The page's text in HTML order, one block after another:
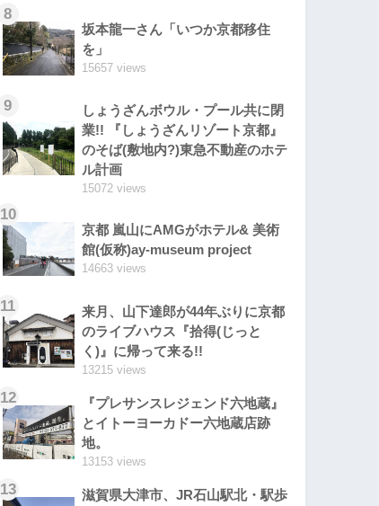
8
坂本龍一さん「いつか京都移住
を」
15657 views
9
しょうざんボウル・プール共に閉
業!! 『しょうざんリゾート京都』
のそば(敷地内?)東急不動産のホテ
ル計画
15072 views
10
京都 嵐山にAMGがホテル& 美術
館(仮称)ay-museum project
14663 views
11
来月、山下達郎が44年ぶりに京都
のライブハウス『拾得(じっと
く)』に帰って来る!!
13215 views
12
『プレサンスレジェンド六地蔵』
とイトーヨーカドー六地蔵店跡
地。
13153 views
13
滋賀県大津市、JR石山駅北・駅歩